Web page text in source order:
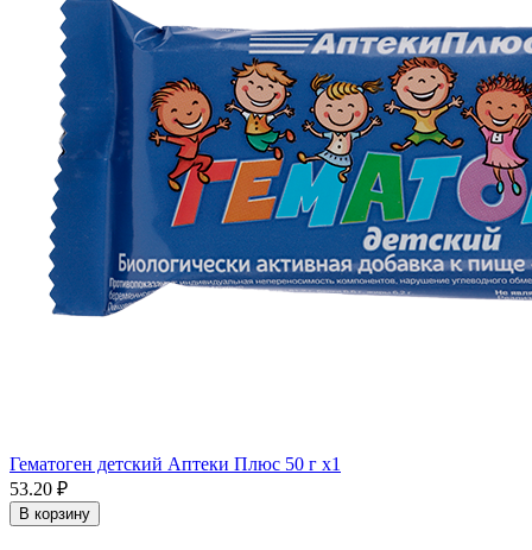
Гематоген детский Аптеки Плюс 50 г x1
53.20 ₽
В корзину